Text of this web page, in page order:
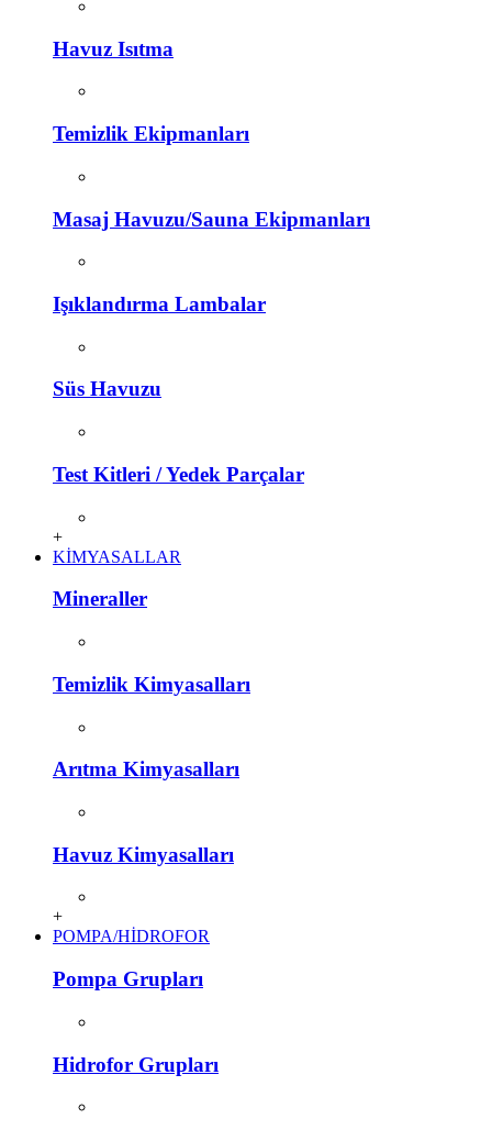
Havuz Isıtma
Temizlik Ekipmanları
Masaj Havuzu/Sauna Ekipmanları
Işıklandırma Lambalar
Süs Havuzu
Test Kitleri / Yedek Parçalar
+
KİMYASALLAR
Mineraller
Temizlik Kimyasalları
Arıtma Kimyasalları
Havuz Kimyasalları
+
POMPA/HİDROFOR
Pompa Grupları
Hidrofor Grupları